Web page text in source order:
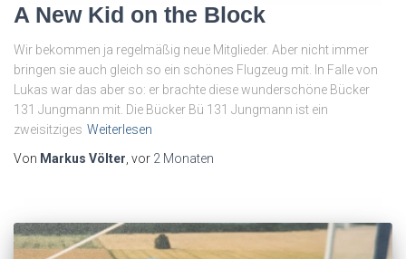
A New Kid on the Block
Wir bekommen ja regelmäßig neue Mitglieder. Aber nicht immer
bringen sie auch gleich so ein schönes Flugzeug mit. In Falle von
Lukas war das aber so: er brachte diese wunderschöne Bücker
131 Jungmann mit. Die Bücker Bü 131 Jungmann ist ein
zweisitziges Weiterlesen
Von Markus Völter , vor 2 Monaten